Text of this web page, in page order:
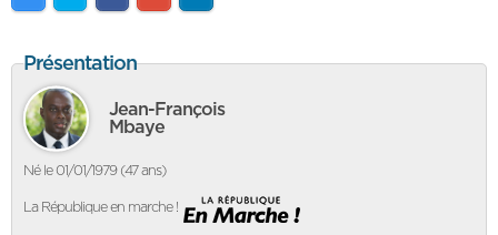
Présentation
Jean-François
Mbaye
Né le 01/01/1979 (47 ans)
La République en marche !